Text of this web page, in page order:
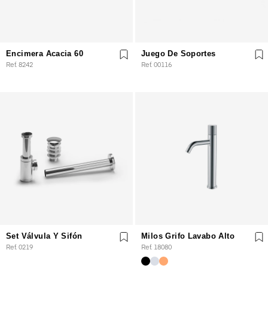
Encimera Acacia 60
Ref. 8242
Juego De Soportes
Ref. 00116
Set Válvula Y Sifón
Ref. 0219
Milos Grifo Lavabo Alto
Ref. 18080